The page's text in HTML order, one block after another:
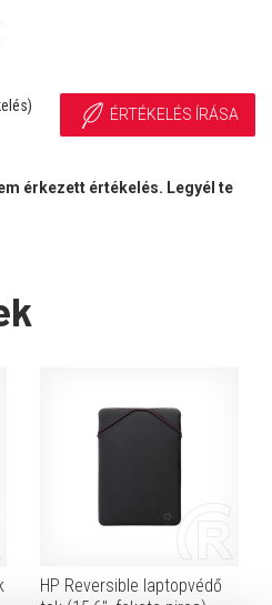
ÉRTÉKELÉS ÍRÁSA
érkezett értékelés. Legyél te
HP Reversible laptopvédő